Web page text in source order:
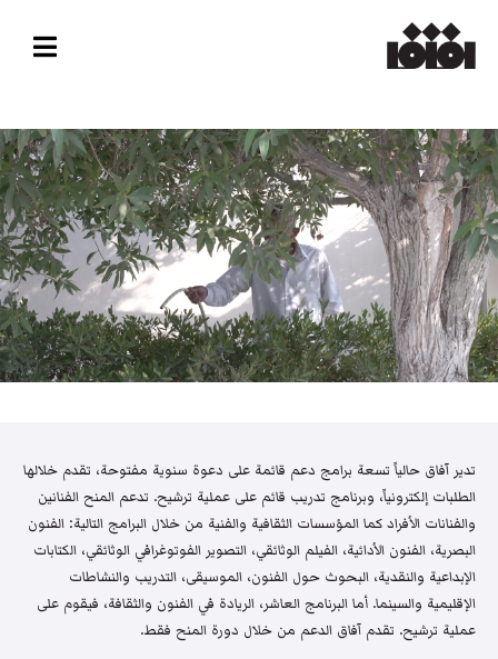
تدير آفاق حالياً تسعة برامج دعم قائمة على دعوة سنوية مفتوحة، تقدم خلالها
الطلبات إلكترونياً، وبرنامج تدريب قائم على عملية ترشيح. تدعم المنح الفنانين
والفنانات الأفراد كما المؤسسات الثقافية والفنية من خلال البرامج التالية: الفنون
البصرية، الفنون الأدائية، الفيلم الوثائقي، التصوير الفوتوغرافي الوثائقي، الكتابات
الإبداعية والنقدية، البحوث حول الفنون، الموسيقى، التدريب والنشاطات
الإقليمية والسينما. أما البرنامج العاشر، الريادة في الفنون والثقافة، فيقوم على
عملية ترشيح. تقدم آفاق الدعم من خلال دورة المنح فقط.